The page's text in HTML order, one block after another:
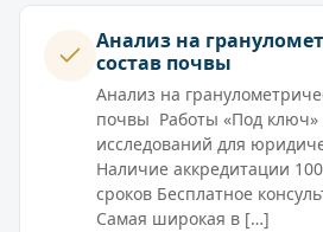
Анализ на
состав почвы
Анализ на
почвы Работы «Под
исследований для
Наличие аккредитации
сроков Бесплатное
Самая широкая в […]